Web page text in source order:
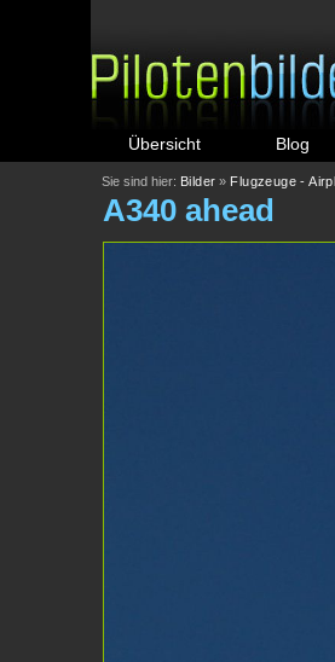
Übersicht Blog
Sie sind hier: Bilder » Flugzeuge -
A340 ahead